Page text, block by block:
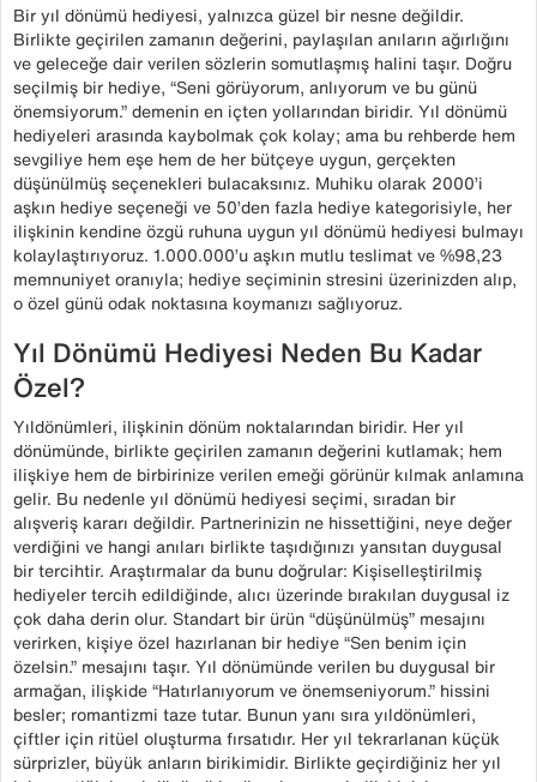
Bir yıl dönümü hediyesi, yalnızca güzel bir nesne değildir.
Birlikte geçirilen zamanın değerini, paylaşılan anıların ağırlığını
ve geleceğe dair verilen sözlerin somutlaşmış halini taşır. Doğru
seçilmiş bir hediye, “Seni görüyorum, anlıyorum ve bu günü
önemsiyorum.” demenin en içten yollarından biridir. Yıl dönümü
hediyeleri arasında kaybolmak çok kolay; ama bu rehberde hem
sevgiliye hem eşe hem de her bütçeye uygun, gerçekten
düşünülmüş seçenekleri bulacaksınız. Muhiku olarak 2000’i
aşkın hediye seçeneği ve 50’den fazla hediye kategorisiyle, her
ilişkinin kendine özgü ruhuna uygun yıl dönümü hediyesi bulmayı
kolaylaştırıyoruz. 1.000.000’u aşkın mutlu teslimat ve %98,23
memnuniyet oranıyla; hediye seçiminin stresini üzerinizden alıp,
o özel günü odak noktasına koymanızı sağlıyoruz.
Yıl Dönümü Hediyesi Neden Bu Kadar
Özel?
Yıldönümleri, ilişkinin dönüm noktalarından biridir. Her yıl
dönümünde, birlikte geçirilen zamanın değerini kutlamak; hem
ilişkiye hem de birbirinize verilen emeği görünür kılmak anlamına
gelir. Bu nedenle yıl dönümü hediyesi seçimi, sıradan bir
alışveriş kararı değildir. Partnerinizin ne hissettiğini, neye değer
verdiğini ve hangi anıları birlikte taşıdığınızı yansıtan duygusal
bir tercihtir. Araştırmalar da bunu doğrular: Kişiselleştirilmiş
hediyeler tercih edildiğinde, alıcı üzerinde bırakılan duygusal iz
çok daha derin olur. Standart bir ürün “düşünülmüş” mesajını
verirken, kişiye özel hazırlanan bir hediye “Sen benim için
özelsin.” mesajını taşır. Yıl dönümünde verilen bu duygusal bir
armağan, ilişkide “Hatırlanıyorum ve önemseniyorum.” hissini
besler; romantizmi taze tutar. Bunun yanı sıra yıldönümleri,
çiftler için ritüel oluşturma fırsatıdır. Her yıl tekrarlanan küçük
sürprizler, büyük anların birikimidir. Birlikte geçirdiğiniz her yıl